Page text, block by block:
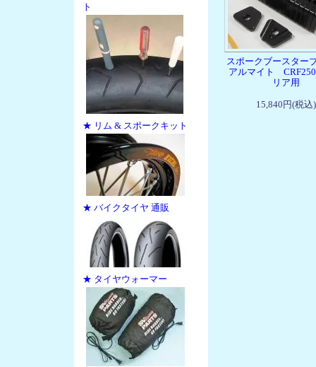
ト
★ リム & スポークキット
★ バイクタイヤ 通販
★ タイヤウォーマー
スポークブースター
アルマイト
リア用
15,840円(税込)